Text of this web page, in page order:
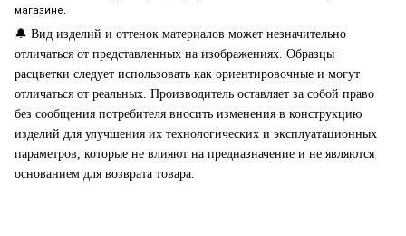
магазине.
🔔 Вид изделий и оттенок материалов может незначительно
отличаться от представленных на изображениях. Образцы
расцветки следует использовать как ориентировочные и могут
отличаться от реальных. Производитель оставляет за собой право
без сообщения потребителя вносить изменения в конструкцию
изделий для улучшения их технологических и эксплуатационных
параметров, которые не влияют на предназначение и не являются
основанием для возврата товара.